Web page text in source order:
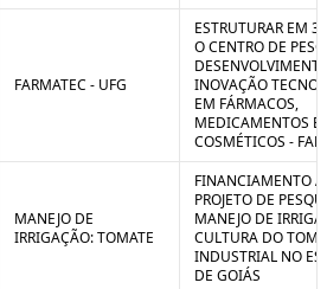
FARMATEC - UFG
ESTRUTURAR EM
O CENTRO DE
INOVAÇÃO
EM FÁRMACOS,
MEDICAMENTOS E
COSMÉTICOS -
MANEJO DE
IRRIGAÇÃO: TOMATE
FINANCIAMENTO
PROJETO DE
MANEJO DE
CULTURA DO
INDUSTRIAL NO
DE GOIÁS